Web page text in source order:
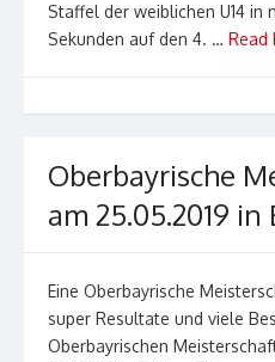
Staffel der weiblichen U14 in
Sekunden auf den 4. … Read
Oberbayrische
am 25.05.2019 in
Eine Oberbayrische
super Resultate und viele
Oberbayrischen